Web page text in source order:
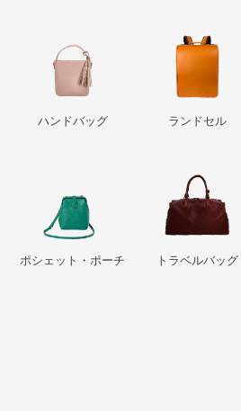
ハンドバッグ ランドセル
ポシェット・ポーチ トラベルバッグ